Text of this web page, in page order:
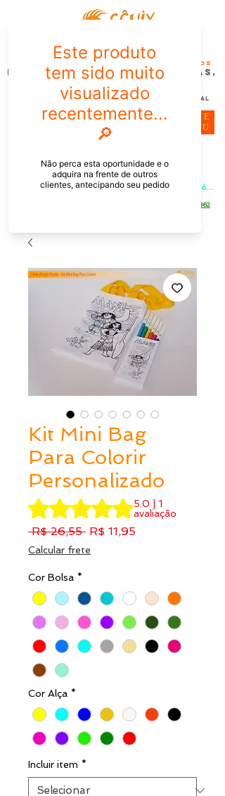
FÊNIX DESIGN STUDIO | Design
Gráfico| Desenvolvimento de Produtos
Personalizados para Pessoas,
Empresas e EventoS
Lembrancinhas, Brindes promocionais,
Decoração, Presentes e Comunicação Visual
PEDIDOS PELO CHAT OU WHATSAPP: Informe os produtos,
quantidade e o CEP ou endereço de entrega e receba um link já
ME
NU
[21] 9 6546 4862
Kit Mini Bag
Para Colorir
Personalizado
A classificação é 5.0 de 5 estrelas
5.0 | 1
avaliação
R$ 26,55 Preço
R$ 11,95Preço
Calcular frete
Cor Bolsa *
Cor Alça *
Incluir item *